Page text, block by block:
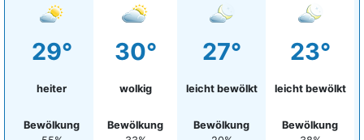
29°
heiter
Bewölkung
30°
wolkig
Bewölkung
27°
leicht bewölkt
Bewölkung
23°
leicht bewölkt
Bewölkung